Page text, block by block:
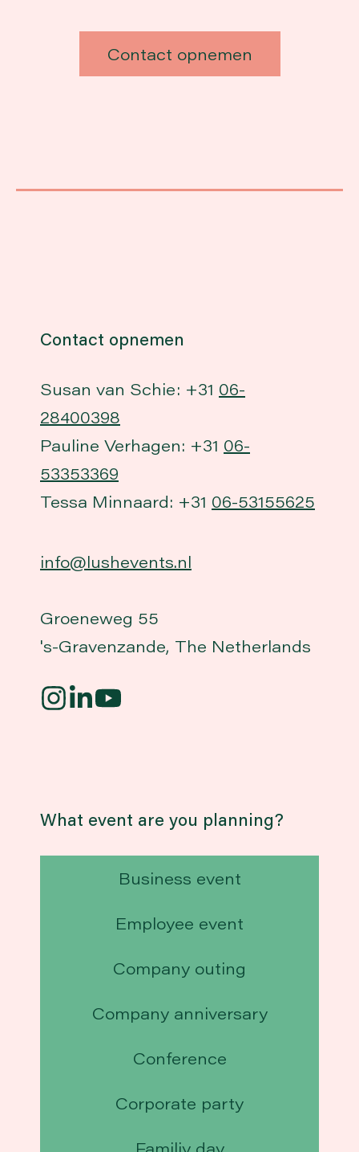
Contact opnemen
Contact opnemen
Susan van Schie: +31 06-
28400398
Pauline Verhagen: +31 06-
53353369
Tessa Minnaard: +31 06-53155625
info@lushevents.nl
Groeneweg 55
's-Gravenzande, The Netherlands
What event are you planning?
Business event
Employee event
Company outing
Company anniversary
Conference
Corporate party